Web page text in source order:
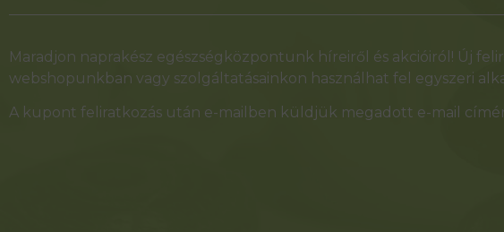
Alternative:
Maradjon naprakész egészségközpontunk híreiről és akcióiról! Új
webshopunkban vagy szolgáltatásainkon használhat fel egyszeri
A kupont feliratkozás után e-mailben küldjük megadott e-mail